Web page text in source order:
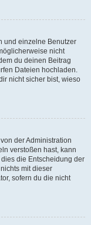
und einzelne Benutzer
nicht
du deinen Beitrag
Dateien hochladen.
nicht sicher bist, wieso
der Administration
verstoßen hast, kann
die Entscheidung der
mit dieser
sofern du die nicht